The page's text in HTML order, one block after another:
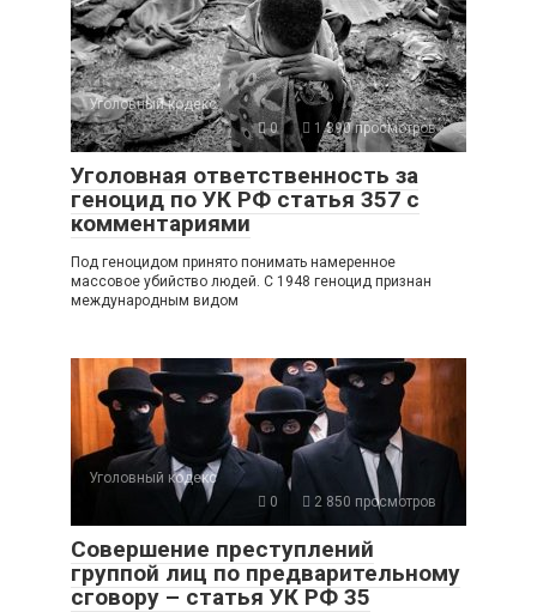
Уголовный кодекс
0
1 390 просмотров
Уголовная ответственность за
геноцид по УК РФ статья 357 с
комментариями
Под геноцидом принято понимать намеренное
массовое убийство людей. С 1948 геноцид признан
международным видом
Уголовный кодекс
0
2 850 просмотров
Совершение преступлений
группой лиц по предварительному
сговору – статья УК РФ 35